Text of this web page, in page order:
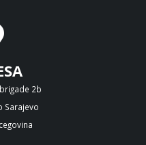
2b
Sarajevo